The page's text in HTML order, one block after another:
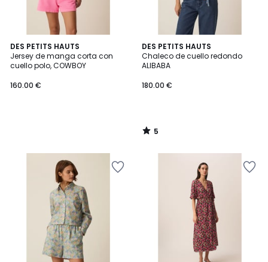
DES PETITS HAUTS
Jersey de manga corta con
cuello polo, COWBOY
160.00 €
DES PETITS HAUTS
Chaleco de cuello redondo
ALIBABA
180.00 €
5
/
5
5
/